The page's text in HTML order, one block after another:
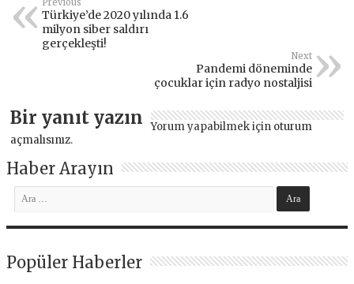
Previous
Türkiye’de 2020 yılında 1.6
milyon siber saldırı
gerçekleşti!
Next
Pandemi döneminde
çocuklar için radyo nostaljisi
Bir yanıt yazın Yorum yapabilmek için oturum
açmalısınız.
Haber Arayın
Popüler Haberler